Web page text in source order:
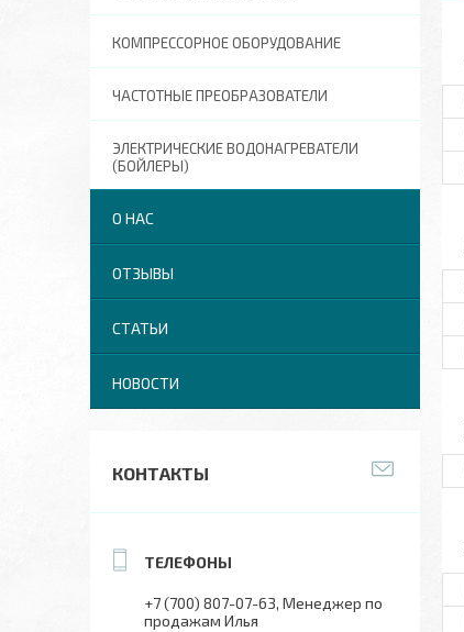
КОМПРЕССОРНОЕ ОБОРУДОВАНИЕ
ЧАСТОТНЫЕ ПРЕОБРАЗОВАТЕЛИ
ЭЛЕКТРИЧЕСКИЕ ВОДОНАГРЕВАТЕЛИ
(БОЙЛЕРЫ)
О НАС
ОТЗЫВЫ
СТАТЬИ
НОВОСТИ
КОНТАКТЫ
+7 (700) 807-07-63 Менеджер по
продажам Илья